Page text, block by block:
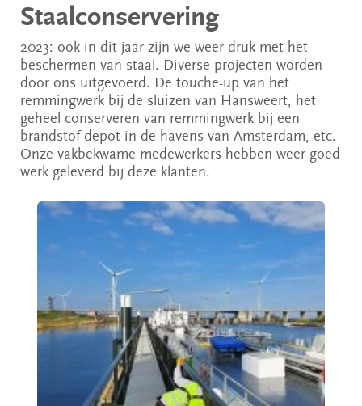
Staalconservering
2023: ook in dit jaar zijn we weer druk met het
beschermen van staal. Diverse projecten worden
door ons uitgevoerd. De touche-up van het
remmingwerk bij de sluizen van Hansweert, het
geheel conserveren van remmingwerk bij een
brandstof depot in de havens van Amsterdam, etc.
Onze vakbekwame medewerkers hebben weer goed
werk geleverd bij deze klanten.